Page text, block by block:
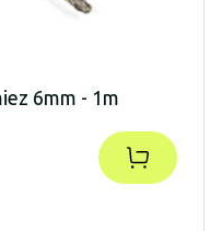
6mm - 1m